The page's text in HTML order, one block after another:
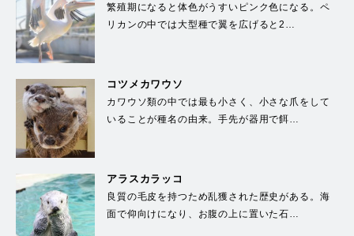
繁殖期になると体色がうすいピンク色になる。ペ
リカンの中では大型種で翼を広げると2…
コツメカワウソ
カワウソ類の中では最も小さく、小さな爪をして
いることが種名の由来。手先が器用で餌…
アラスカラッコ
良質の毛皮を持つため乱獲された歴史がある。海
面で仰向けになり、お腹の上に置いた石…